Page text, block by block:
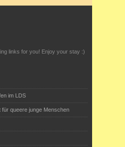
links for you! Enjoy your stay :)
im LDS
für queere junge Menschen